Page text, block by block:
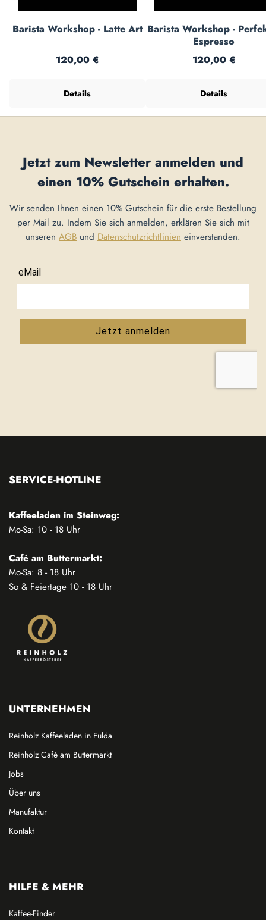
Barista Workshop - Latte Art
Regulärer Preis:
120,00 €
Details
Barista Workshop -
Espresso
Regulärer Preis:
120,00 €
Details
Jetzt zum Newsletter anmelden und
einen 10% Gutschein erhalten.
Wir senden Ihnen einen 10% Gutschein für die erste Bestellung
per Mail zu. Indem Sie sich anmelden, erklären Sie sich mit
unseren AGB und Datenschutzrichtlinien einverstanden.
SERVICE-HOTLINE
Kaffeeladen im Steinweg:
Mo-Sa: 10 - 18 Uhr
Café am Buttermarkt:
Mo-Sa: 8 - 18 Uhr
So & Feiertage 10 - 18 Uhr
UNTERNEHMEN
Reinholz Kaffeeladen in Fulda
Reinholz Café am Buttermarkt
Jobs
Über uns
Manufaktur
Kontakt
HILFE & MEHR
Kaffee-Finder